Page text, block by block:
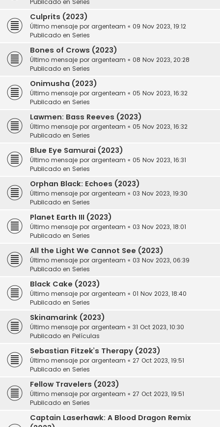
Publicado en Series
Culprits (2023)
Último mensaje por argenteam « 09 Nov 2023, 19:12
Publicado en Series
Bones of Crows (2023)
Último mensaje por argenteam « 08 Nov 2023, 20:28
Publicado en Series
Onimusha (2023)
Último mensaje por argenteam « 05 Nov 2023, 16:32
Publicado en Series
Lawmen: Bass Reeves (2023)
Último mensaje por argenteam « 05 Nov 2023, 16:32
Publicado en Series
Blue Eye Samurai (2023)
Último mensaje por argenteam « 05 Nov 2023, 16:31
Publicado en Series
Orphan Black: Echoes (2023)
Último mensaje por argenteam « 03 Nov 2023, 19:30
Publicado en Series
Planet Earth III (2023)
Último mensaje por argenteam « 03 Nov 2023, 18:01
Publicado en Series
All the Light We Cannot See (2023)
Último mensaje por argenteam « 03 Nov 2023, 06:39
Publicado en Series
Black Cake (2023)
Último mensaje por argenteam « 01 Nov 2023, 18:40
Publicado en Series
Skinamarink (2023)
Último mensaje por argenteam « 31 Oct 2023, 10:30
Publicado en Películas
Sebastian Fitzek’s Therapy (2023)
Último mensaje por argenteam « 27 Oct 2023, 19:51
Publicado en Series
Fellow Travelers (2023)
Último mensaje por argenteam « 27 Oct 2023, 19:51
Publicado en Series
Captain Laserhawk: A Blood Dragon Remix